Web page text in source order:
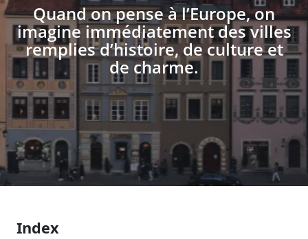
Quand on pense à l’Europe, on
imagine immédiatement des villes
remplies d’histoire, de culture et
de charme.
Index